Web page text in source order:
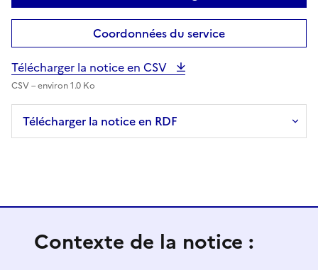
Coordonnées du service
Télécharger la notice en CSV
CSV – environ 1.0 Ko
Télécharger la notice en RDF
Contexte de la notice :